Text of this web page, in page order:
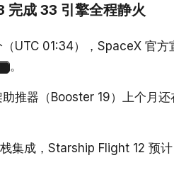
成 33 引擎全程静火
UTC 01:34），SpaceX 官方
。
推器（Booster 19）上个
集成，Starship Flight 12 预计